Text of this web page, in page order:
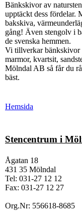
Bänkskivor av
upptäckt dess fördelar.
bakskiva,
gång! Även stengolv i
de svenska hemmen.
Vi tillverkar bänkskivor
marmor, kvartsit,
Mölndal AB så får du
bäst.
Hemsida
Stencentrum i
Ågatan 18
431 35 Mölndal
Tel: 031-27 12 12
Fax: 031-27 12 27
Org.Nr: 556618-8685